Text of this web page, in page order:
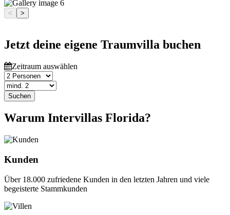
< >
Jetzt deine eigene Traumvilla buchen
Zeitraum auswählen
Suchen
Warum Intervillas Florida?
Kunden
Über 18.000 zufriedene Kunden in den letzten Jahren und viele
begeisterte Stammkunden